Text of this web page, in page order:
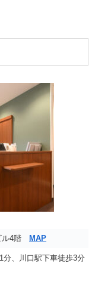
ル4階 MAP
分、川口駅下車徒歩3分